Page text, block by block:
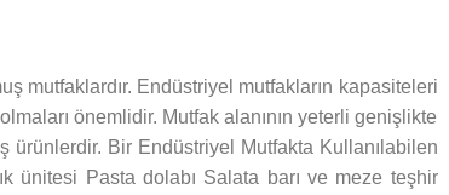
mutfaklardır. Endüstriyel mutfakların kapasiteleri
önemlidir. Mutfak alanının yeterli genişlikte
ürünlerdir. Bir Endüstriyel Mutfakta Kullanılabilen
Pasta dolabı Salata barı ve meze teşhir